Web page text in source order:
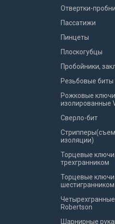
Отвертки-
Пассатижи
Пинцеты
Плоскогубцы
Пробойники,
Резьбовые биты
Рожковые ключи
изолированные
Сверло-бит
изоляции)
Торцевые ключи
трехгранником
Торцевые ключи
шестигранником
Четырехгранные
Robertson
Шарнирные